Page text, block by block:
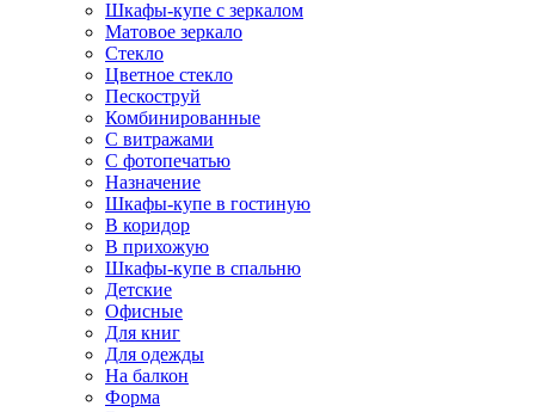
Шкафы-купе с зеркалом
Матовое зеркало
Стекло
Цветное стекло
Пескоструй
Комбинированные
С витражами
С фотопечатью
Назначение
Шкафы-купе в гостиную
В коридор
В прихожую
Шкафы-купе в спальню
Детские
Офисные
Для книг
Для одежды
На балкон
Форма